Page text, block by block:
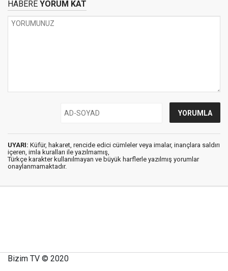
HABERE YORUM KAT
UYARI: Küfür, hakaret, rencide edici cümleler veya imalar, inançlara saldırı
içeren, imla kuralları ile yazılmamış,
Türkçe karakter kullanılmayan ve büyük harflerle yazılmış yorumlar
onaylanmamaktadır.
Bizim TV © 2020